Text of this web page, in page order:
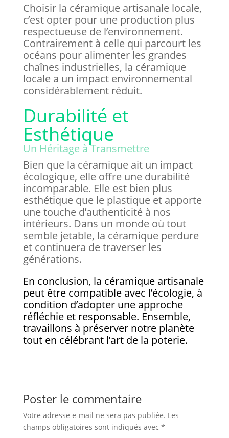
Choisir la céramique artisanale locale,
c’est opter pour une production plus
respectueuse de l’environnement.
Contrairement à celle qui parcourt les
océans pour alimenter les grandes
chaînes industrielles, la céramique
locale a un impact environnemental
considérablement réduit.
Durabilité et
Esthétique
Un Héritage à Transmettre
Bien que la céramique ait un impact
écologique, elle offre une durabilité
incomparable. Elle est bien plus
esthétique que le plastique et apporte
une touche d’authenticité à nos
intérieurs. Dans un monde où tout
semble jetable, la céramique perdure
et continuera de traverser les
générations.
En conclusion, la céramique artisanale
peut être compatible avec l’écologie, à
condition d’adopter une approche
réfléchie et responsable. Ensemble,
travaillons à préserver notre planète
tout en célébrant l’art de la poterie.
Poster le commentaire
Votre adresse e-mail ne sera pas publiée. Les
champs obligatoires sont indiqués avec *